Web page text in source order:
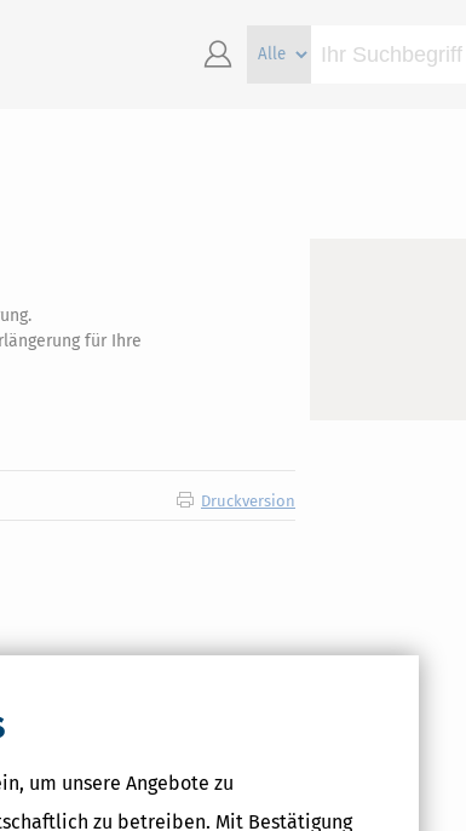
um unsere Angebote zu
zu betreiben. Mit Bestätigung
für Ihre
Druckversion